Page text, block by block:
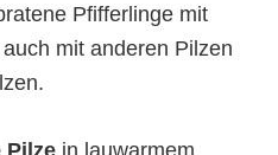
Pfifferlinge mit
mit anderen Pilzen
Pilze in lauwarmem